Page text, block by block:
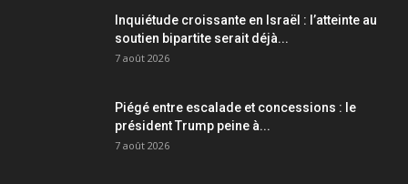
Inquiétude croissante en Israël : l’atteinte au
soutien bipartite serait déjà...
7 août 2026
Piégé entre escalade et concessions : le
président Trump peine à...
7 août 2026